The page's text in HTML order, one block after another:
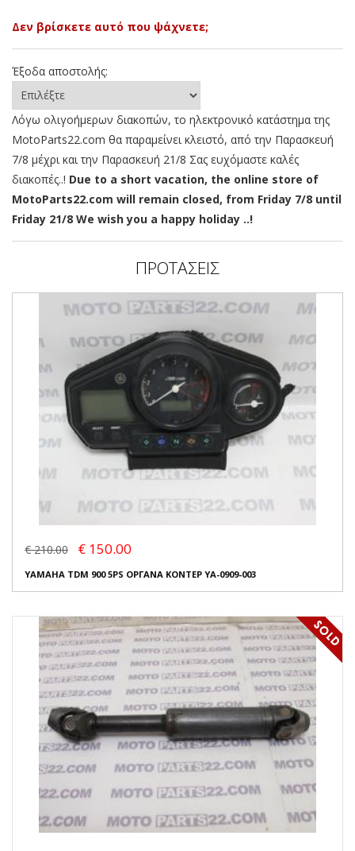
Δεν βρίσκετε αυτό που ψάχνετε;
Έξοδα αποστολής:
Λόγω ολιγοήμερων διακοπών, το ηλεκτρονικό κατάστημα της
MotoParts22.com θα παραμείνει κλειστό, από την Παρασκευή
7/8 μέχρι και την Παρασκευή 21/8 Σας ευχόμαστε καλές
διακοπές..! Due to a short vacation, the online store of
MotoParts22.com will remain closed, from Friday 7/8 until
Friday 21/8 We wish you a happy holiday ..!
ΠΡΟΤΑΣΕΙΣ
€ 210.00 € 150.00
YAMAHA TDM 900 5PS ΟΡΓΑΝΑ ΚΟΝΤΕΡ YA-0909-003